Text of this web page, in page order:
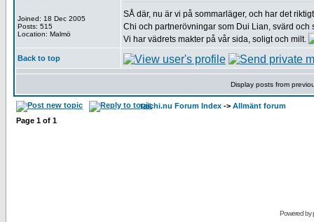
Joined: 18 Dec 2005
Posts: 515
Location: Malmö
SÅ där, nu är vi på sommarläger, och har det
Chi och partnerövningar som Dui Lian, svärd och
Vi har vädrets makter på vår sida, soligt och milt.
Back to top
Display posts from
taichi.nu Forum Index -> Allmänt forum
Page 1 of 1
Powered by